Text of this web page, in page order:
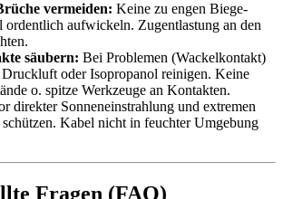
vermeiden: Keine zu engen Biege-
ordentlich aufwickeln. Zugentlastung an den
säubern: Bei Problemen (Wackelkontakt)
oder Isopropanol reinigen. Keine
o. spitze Werkzeuge an Kontakten.
direkter Sonneneinstrahlung und extremen
schützen. Kabel nicht in feuchter Umgebung
Fragen (FAQ)